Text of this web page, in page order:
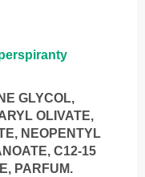
GLYCOL,
OLIVATE,
NEOPENTYL
C12-15
PARFUM.